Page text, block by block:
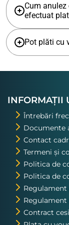
Cum
efectuat
Pot plăti cu
INFORMAȚII
Întrebări
Documente
Contact
Termeni și
Politica de
Politica de
Contract